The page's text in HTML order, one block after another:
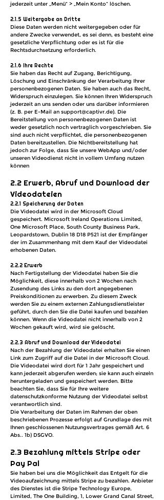
jederzeit unter „Menü“ > „Mein Konto“ löschen.
2.1.5 Weitergabe an Dritte
Diese Daten werden nicht weitergegeben oder für
andere Zwecke verwendet, es sei denn, es besteht eine
gesetzliche Verpflichtung oder es ist für die
Rechtsdurchsetzung erforderlich.
2.1.6 Ihre Rechte
Sie haben das Recht auf Zugang, Berichtigung,
Löschung und Einschränkung der Verarbeitung Ihrer
personenbezogenen Daten. Sie haben auch das Recht,
Widerspruch einzulegen. Sie können Ihren Widerspruch
jederzeit an uns senden oder uns darüber informieren
(z. B. per E-Mail an support@captivr.de). Die
Bereitstellung von personenbezogenen Daten ist
weder gesetzlich noch vertraglich vorgeschrieben. Sie
sind auch nicht verpflichtet, die personenbezogenen
Daten bereitzustellen. Die Nichtbereitstellung hat
jedoch zur Folge, dass Sie unsere WebApp und/oder
unseren Videodienst nicht in vollem Umfang nutzen
können
2.2 Erwerb, Abruf und Download der
Videodateien
2.2.1 Speicherung der Daten
Die Videodatei wird in der Microsoft Cloud
gespeichert. Microsoft Ireland Operations Limited,
One Microsoft Place, South County Business Park,
Leopardstown, Dublin 18 D18 P521 ist der Empfänger
der im Zusammenhang mit dem Kauf der Videodatei
erhobenen Daten.
2.2.2 Erwerb
Nach Fertigstellung der Videodatei haben Sie die
Möglichkeit, diese innerhalb von 2 Wochen nach
Zusendung des Links zu den dort angegebenen
Preiskonditionen zu erwerben. Zu diesem Zweck
werden Sie zu einem externen Zahlungsdienstleister
geführt, durch den Sie die Datei kaufen und bezahlen
können. Wenn die Videodatei nicht innerhalb von 2
Wochen gekauft wird, wird sie gelöscht.
2.2.3 Abruf und Download der Videodatei
Nach der Bezahlung der Videodatei erhalten Sie einen
Link zum Zugriff auf die Datei in der Microsoft Cloud.
Die Videodatei wird dort für 1 Jahr gespeichert und
kann jederzeit abgerufen werden; sie kann auch einzeln
heruntergeladen und gespeichert werden. Bitte
beachten Sie, dass Sie für Ihre weitere
datenschutzkonforme Nutzung der Videodatei selbst
verantwortlich sind.
Die Verarbeitung der Daten im Rahmen der oben
beschriebenen Prozesse erfolgt auf Grundlage des mit
Ihnen geschlossenen Nutzungsvertrages gemäß Art. 6
Abs.. 1b) DSGVO.
2.3 Bezahlung mittels Stripe oder
Pay Pal
Sie haben bei uns die Möglichkeit das Entgelt für die
Videoaufzeichnung mittels Stripe zu bezahlen. Anbieter
des Dienstes ist die Stripe Technology Europe,
Limited, The One Building, 1, Lower Grand Canal Street,